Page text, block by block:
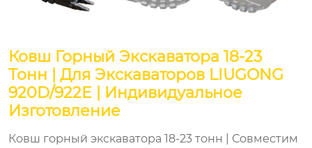
Ковш Горный Экскаватора 18-23
Тонн | Для Экскаваторов LIUGONG
920D/922E | Индивидуальное
Изготовление
Ковш горный экскаватора 18-23 тонн | Совместим